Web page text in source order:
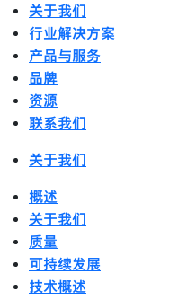
关于我们
行业解决方案
产品与服务
品牌
资源
联系我们
关于我们
概述
关于我们
质量
可持续发展
技术概述